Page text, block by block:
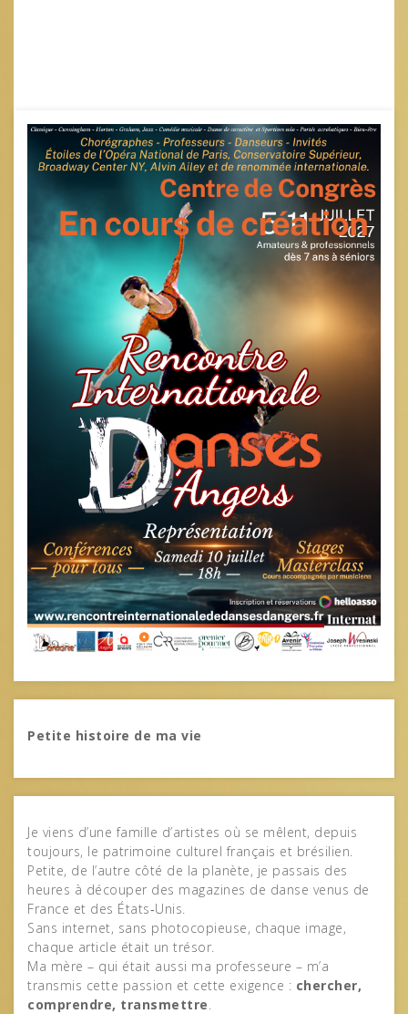
Petite histoire de ma vie
Je viens d’une famille d’artistes où se mêlent, depuis
toujours, le patrimoine culturel français et brésilien.
Petite, de l’autre côté de la planète, je passais des
heures à découper des magazines de danse venus de
France et des États‑Unis.
Sans internet, sans photocopieuse, chaque image,
chaque article était un trésor.
Ma mère – qui était aussi ma professeure – m’a
transmis cette passion et cette exigence : chercher,
comprendre, transmettre.